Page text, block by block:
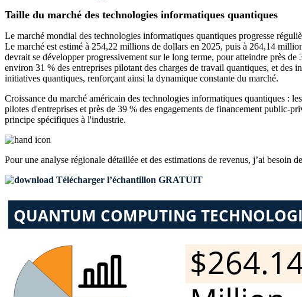
Taille du marché des technologies informatiques quantiques
Le marché mondial des technologies informatiques quantiques progresse
Le marché est estimé à 254,22 millions de dollars en 2025, puis à 264,14
devrait se développer progressivement sur le long terme, pour atteindre près
environ 31 % des entreprises pilotant des charges de travail quantiques, et des
initiatives quantiques, renforçant ainsi la dynamique constante du marché.
Croissance du marché américain des technologies informatiques quantiques :
pilotes d'entreprises et près de 39 % des engagements de financement public-
principe spécifiques à l'industrie.
Pour une analyse régionale détaillée et des estimations de revenus, j’ai besoin
Télécharger l’échantillon GRATUIT